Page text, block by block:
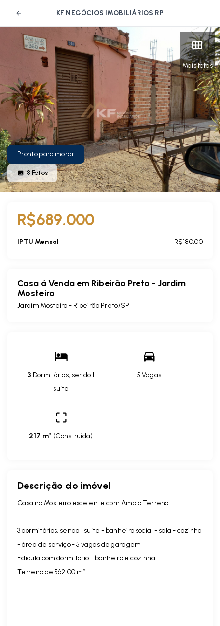
KF NEGÓCIOS IMOBILIÁRIOS RP
Mais fotos
Pronto para morar
8 Fotos
R$689.000
IPTU Mensal R$180,00
Casa á Venda em Ribeirão Preto - Jardim
Mosteiro
Jardim Mosteiro - Ribeirão Preto/SP
3 Dormitórios, sendo1
suíte
5 Vagas
217 m² (Construída)
Descrição do imóvel
Casa no Mosteiro excelente com Amplo Terreno
3 dormitórios, sendo 1 suíte - banheiro social - sala - cozinha
- área de serviço - 5 vagas de garagem
Edícula com dormitório - banheiro e cozinha.
Terreno de 562.00 m²